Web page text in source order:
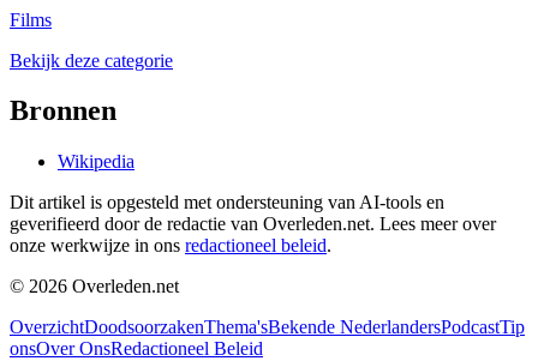
Films
Bekijk deze categorie
Bronnen
Wikipedia
Dit artikel is opgesteld met ondersteuning van AI-tools en
geverifieerd door de redactie van Overleden.net. Lees meer over
onze werkwijze in ons redactioneel beleid.
© 2026 Overleden.net
OverzichtDoodsoorzakenThema'sBekende NederlandersPodcastTip
onsOver OnsRedactioneel Beleid